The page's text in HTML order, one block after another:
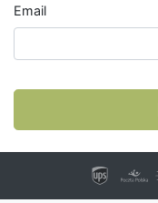
Email